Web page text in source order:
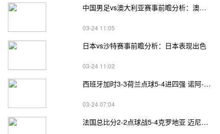
中国男足vs澳大利亚赛事前瞻分析：澳大利亚进攻不俗
03-24 11:05
日本vs沙特赛事前瞻分析：日本表现出色
03-24 11:02
西班牙加时3-3荷兰点球5-4进四强 诺阿-朗&马伦失点
03-24 07:04
法国总比分2-2点球战5-4克罗地亚 迈尼昂两扑点